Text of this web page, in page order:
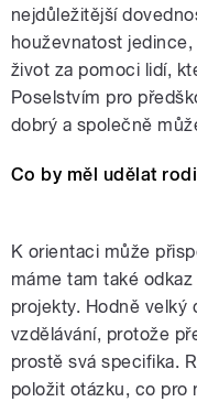
nejdůležitější
houževnatost
život za pomoci lidí,
Poselstvím pro
dobrý a společně
Co by měl udělat
K orientaci může
máme tam také
projekty. Hodně velký
vzdělávání, protože
prostě svá specifika.
položit otázku, co pro